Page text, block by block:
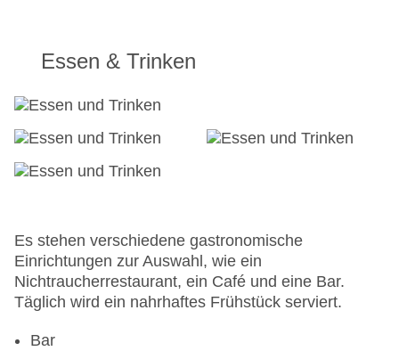
Hoteleröffnung: 1980
Hotelsafe
Letzte umfassende Renovierung: 2004
Lift
Zimmerservice
Zahlungsarten: EC Maestro, Mastercard, Visa
Landeskategorie: 2 Sterne
Essen & Trinken
Es stehen verschiedene gastronomische
Einrichtungen zur Auswahl, wie ein
Nichtraucherrestaurant, ein Café und eine Bar.
Täglich wird ein nahrhaftes Frühstück serviert.
Bar